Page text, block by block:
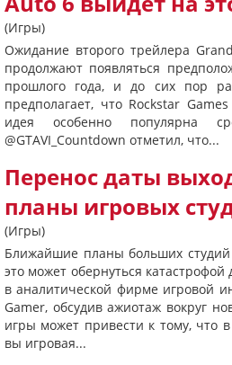
(Игры)
Ожидание второго трейлера
продолжают появляться
прошлого года, и до сих пор
предполагает, что Rockstar
идея особенно популярна
@GTAVI_Countdown отметил, что...
Перенос даты
планы игровых
(Игры)
Ближайшие планы больших
это может обернуться
в аналитической фирме игровой
Gamer, обсудив ажиотаж вокруг
игры может привести к тому, что
вы игровая...